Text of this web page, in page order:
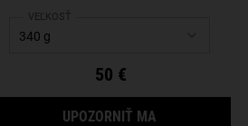
Select a
VEĽKOSŤ for Creme de Corps Soy Milk & Honey
50 €
UPOZORNIŤ MA KEĎ BUDE